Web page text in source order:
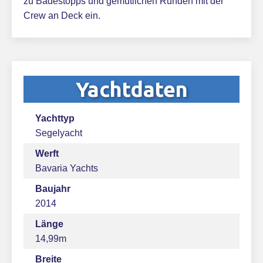
Crew an Deck ein.
Yachtdaten
Yachttyp
Segelyacht
Werft
Bavaria Yachts
Baujahr
2014
Länge
14,99m
Breite